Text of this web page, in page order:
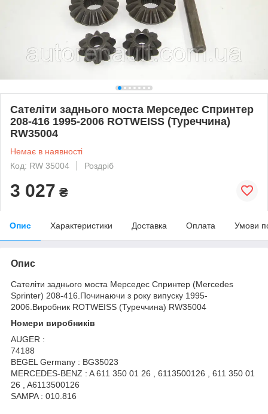
Сателіти заднього моста Мерседес Спринтер
208-416 1995-2006 ROTWEISS (Туреччина)
RW35004
Немає в наявності
Код: RW 35004
Роздріб
3 027 ₴
Опис Характеристики Доставка Оплата Умови
Опис
Сателіти заднього моста Мерседес Спринтер (Mercedes
Sprinter) 208-416.Починаючи з року випуску 1995-
2006.Виробник ROTWEISS (Туреччина) RW35004
Номери виробників
AUGER :
74188
BEGEL Germany : BG35023
MERCEDES-BENZ : A 611 350 01 26 , 6113500126 , 611 350 01
26 , A6113500126
SAMPA : 010.816